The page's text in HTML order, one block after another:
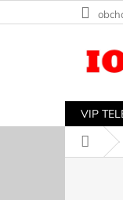
na
VIP
Domů